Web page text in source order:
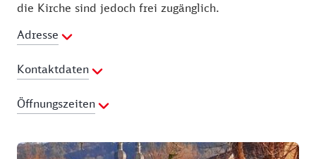
die Kirche sind jedoch frei zugänglich.
Adresse
Kontaktdaten
Webseite:https://www.kath-lauda-
koenigshofen.de/unser-pfarrbezirk/gemeinden-vor-
Öffnungszeiten
Montag:09:00 - 18:00 Uhr